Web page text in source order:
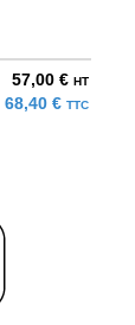
57,00 € HT
68,40 € TTC